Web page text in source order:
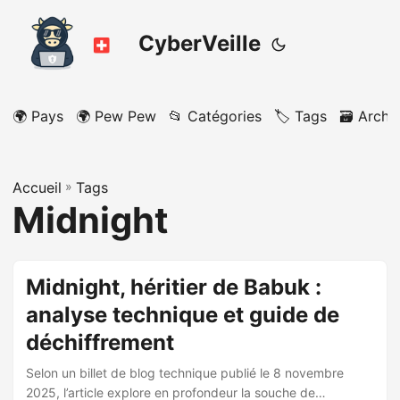
CyberVeille
🌍 Pays 🌍 Pew Pew 📂 Catégories 🏷️ Tags 🗃️
Accueil » Tags
Midnight
Midnight, héritier de Babuk :
analyse technique et guide de
déchiffrement
Selon un billet de blog technique publié le 8 novembre
2025, l’article explore en profondeur la souche de